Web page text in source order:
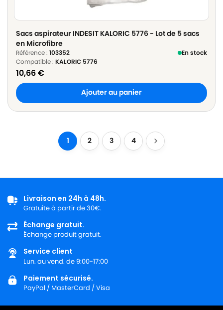
Sacs aspirateur INDESIT KALORIC 5776 - Lot de 5 sacs
en Microfibre
Référence : 103352
En stock
Compatible : KALORIC 5776
10,66€
Ajouter au panier
1 2 3 4
Livraison en 24h à 48h.
Gratuite à partir de 30€.
Échange gratuit.
Échange produit gratuit.
Service client
Lun. au vend. de 9:00-17:00
Paiement sécurisé.
PayPal / MasterCard / Visa